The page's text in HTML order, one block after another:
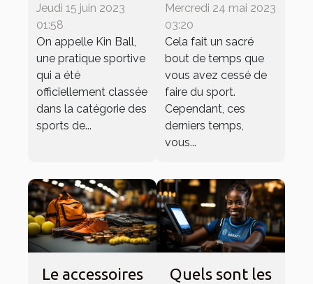
Ball ?
Jeudi 15 juin 2023
01:58
On appelle Kin Ball,
une pratique sportive
qui a été
officiellement classée
dans la catégorie des
sports de...
envie de faire
le sport ?
Mercredi 24 mai 2023
03:20
Cela fait un sacré
bout de temps que
vous avez cessé de
faire du sport.
Cependant, ces
derniers temps,
vous...
Le accessoires
Quels sont les